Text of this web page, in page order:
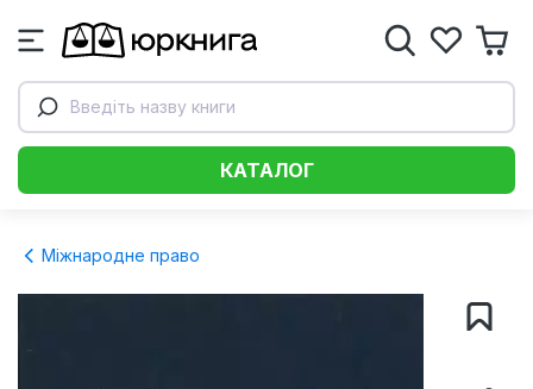
Введіть назву книги
КАТАЛОГ
Міжнародне право